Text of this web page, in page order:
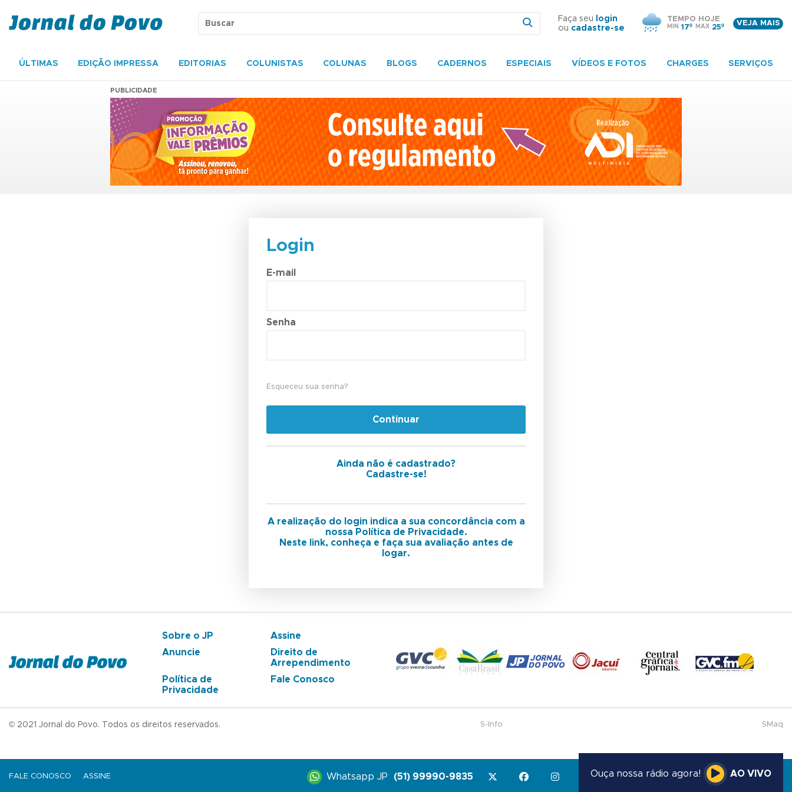
Faça seu
login
ou cadastre-se
TEMPO HOJE
MIN 17º MAX 25º
VEJA MAIS
ÚLTIMAS EDIÇÃO IMPRESSA EDITORIAS COLUNISTAS COLUNAS BLOGS CADERNOS ESPECIAIS VÍDEOS E FOTOS CHARGES SERVIÇOS
PUBLICIDADE
Login
E-mail
Senha
Esqueceu sua senha?
Continuar
Ainda não é cadastrado?
Cadastre-se!
A realização do login indica a sua concordância com a
nossa Política de Privacidade.
Neste link, conheça e faça sua avaliação antes de
logar.
Sobre o JP
Assine
Anuncie
Direito de
Arrependimento
Política de
Privacidade
Fale Conosco
© 2021 Jornal do Povo. Todos os direitos reservados. S-Info SMaq
FALE CONOSCO ASSINE Whatsapp JP (51) 99990-9835 Ouça nossa rádio agora! AO VIVO